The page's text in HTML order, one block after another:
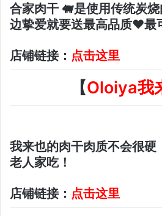
合家肉干 🐖是使用传统炭
边挚爱就要送最高品质❤
店铺链接： 点击这里
【Oloiya我
我来也的肉干肉质不会很硬
老人家吃！
店铺链接： 点击这里